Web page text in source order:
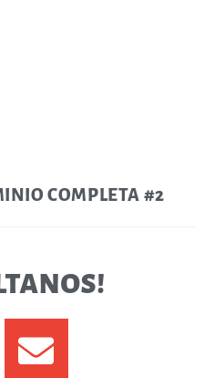
COMPLETA #2